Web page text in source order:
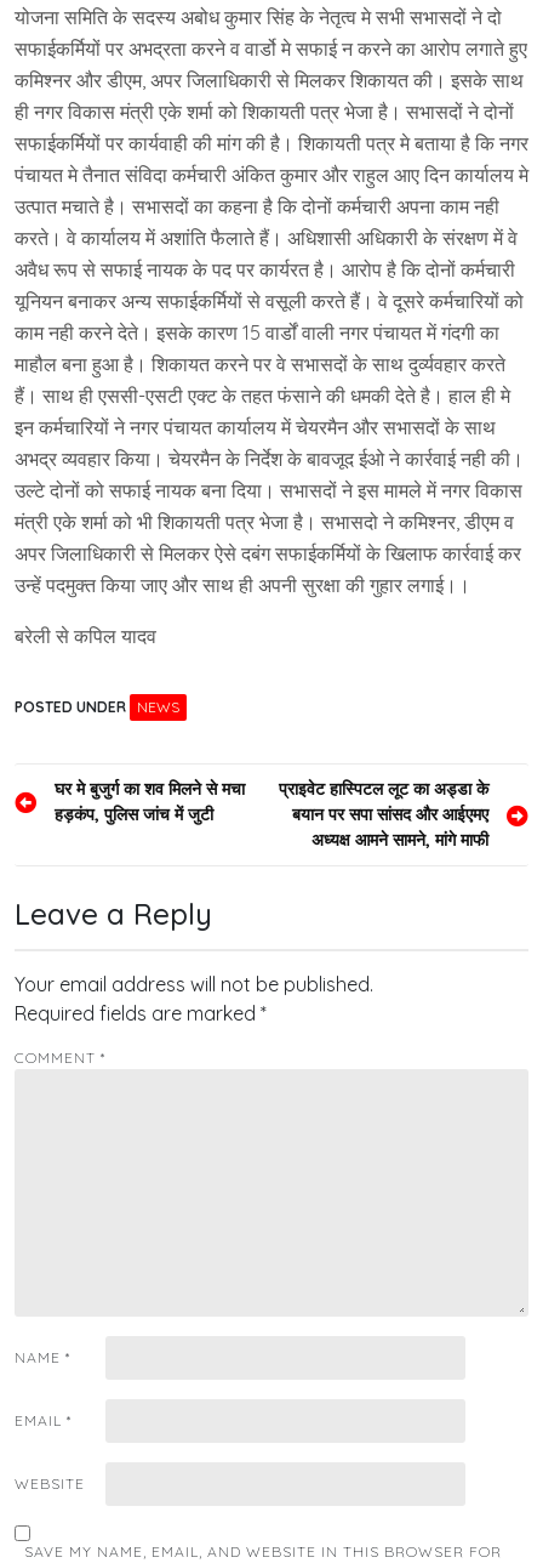
योजना समिति के सदस्य अबोध कुमार सिंह के नेतृत्व मे सभी सभासदों ने दो
सफाईकर्मियों पर अभद्रता करने व वार्डो मे सफाई न करने का आरोप लगाते हुए
कमिश्नर और डीएम, अपर जिलाधिकारी से मिलकर शिकायत की। इसके साथ
ही नगर विकास मंत्री एके शर्मा को शिकायती पत्र भेजा है। सभासदों ने दोनों
सफाईकर्मियों पर कार्यवाही की मांग की है। शिकायती पत्र मे बताया है कि नगर
पंचायत मे तैनात संविदा कर्मचारी अंकित कुमार और राहुल आए दिन कार्यालय मे
उत्पात मचाते है। सभासदों का कहना है कि दोनों कर्मचारी अपना काम नही
करते। वे कार्यालय में अशांति फैलाते हैं। अधिशासी अधिकारी के संरक्षण में वे
अवैध रूप से सफाई नायक के पद पर कार्यरत है। आरोप है कि दोनों कर्मचारी
यूनियन बनाकर अन्य सफाईकर्मियों से वसूली करते हैं। वे दूसरे कर्मचारियों को
काम नही करने देते। इसके कारण 15 वार्डों वाली नगर पंचायत में गंदगी का
माहौल बना हुआ है। शिकायत करने पर वे सभासदों के साथ दुर्व्यवहार करते
हैं। साथ ही एससी-एसटी एक्ट के तहत फंसाने की धमकी देते है। हाल ही मे
इन कर्मचारियों ने नगर पंचायत कार्यालय में चेयरमैन और सभासदों के साथ
अभद्र व्यवहार किया। चेयरमैन के निर्देश के बावजूद ईओ ने कार्रवाई नही की।
उल्टे दोनों को सफाई नायक बना दिया। सभासदों ने इस मामले में नगर विकास
मंत्री एके शर्मा को भी शिकायती पत्र भेजा है। सभासदो ने कमिश्नर, डीएम व
अपर जिलाधिकारी से मिलकर ऐसे दबंग सफाईकर्मियों के खिलाफ कार्रवाई कर
उन्हें पदमुक्त किया जाए और साथ ही अपनी सुरक्षा की गुहार लगाई।।
बरेली से कपिल यादव
POSTED UNDER NEWS
Post
navigation
घर मे बुजुर्ग का शव मिलने से मचा
हड़कंप, पुलिस जांच में जुटी
प्राइवेट हास्पिटल लूट का अड्डा के
बयान पर सपा सांसद और आईएमए
अध्यक्ष आमने सामने, मांगे माफी
Leave a Reply
Your email address will not be published.
Required fields are marked *
COMMENT *
NAME *
EMAIL *
WEBSITE
SAVE MY NAME, EMAIL, AND WEBSITE IN THIS BROWSER FOR